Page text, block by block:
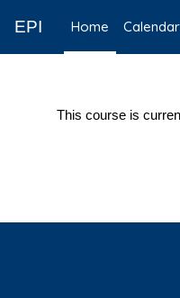
EPI Home Calendar
This course is